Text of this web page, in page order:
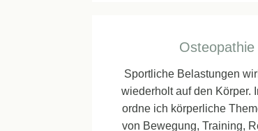
Sportliche Belastungen
wiederholt auf den Körper.
ordne ich körperliche
von Bewegung, Training,